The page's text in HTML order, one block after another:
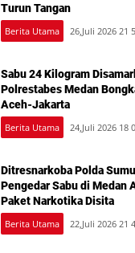
Turun Tangan
Berita Utama 26,Juli 2026 21
Sabu 24 Kilogram
Polrestabes Medan
Aceh-Jakarta
Berita Utama 24,Juli 2026 18
Ditresnarkoba Polda
Pengedar Sabu di Medan
Paket Narkotika Disita
Berita Utama 22,Juli 2026 21